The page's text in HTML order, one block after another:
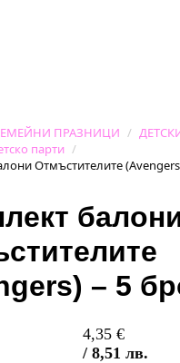
ПРАЗНИЦИ
парти
Отмъстителите
– 5
4,35 €
/ 8,51 лв.